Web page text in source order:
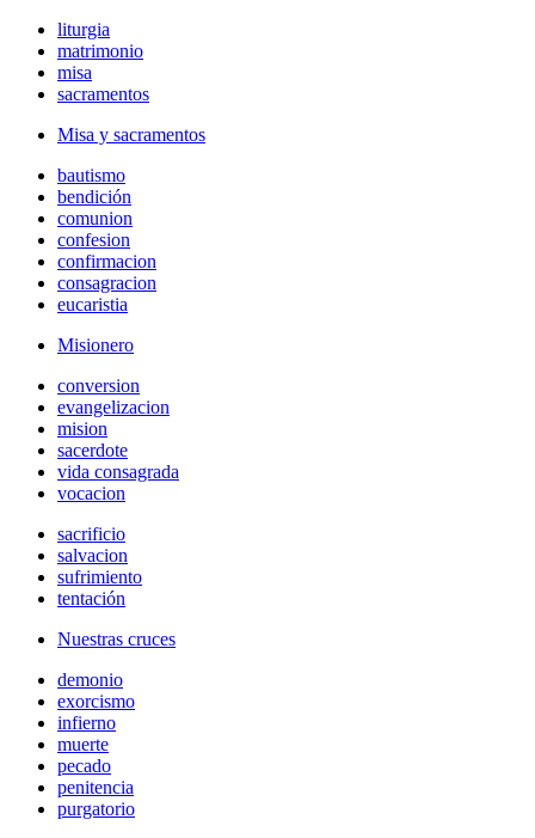
liturgia
matrimonio
misa
sacramentos
Misa y sacramentos
bautismo
bendición
comunion
confesion
confirmacion
consagracion
eucaristia
Misionero
conversion
evangelizacion
mision
sacerdote
vida consagrada
vocacion
sacrificio
salvacion
sufrimiento
tentación
Nuestras cruces
demonio
exorcismo
infierno
muerte
pecado
penitencia
purgatorio